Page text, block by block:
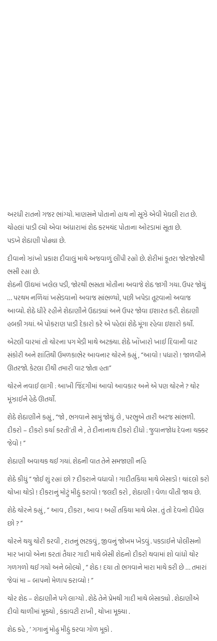
અરધી રાતનો ગજર ભાંગ્યો. માણસને પોતાનો હાથ નો સૂઝે એવી મેઘલી રાત છે.
ચોહલાં પાડી લ્યો એવા અંધારામાં શેઠ કરમચંદ પોતાના ઓરડામાં સૂતા છે.
પડખે શેઠાણી પોઢ્યા છે.
દીવાનો ઝાંખો પ્રકાશ દીવાલું માથે અજવાળું લીંપી રહ્યો છે. શેરીમાં કૂતરા જોરજોરથી
ભસી રહ્યા છે.
શેઠની ઊંઘમાં ખલેલ પડી, જોરથી ભસતા મોતીના અવાજે શેઠ જાગી ગયા. ઉપર જોયું
… પરથમ નળિયાં ખસેડવાનો અવાજ સાંભળ્યો, પછી ખપેડા તૂટવાનો અવાજ
આવ્યો. શેઠે ધીરે રહીને શેઠાણીને ઉઠાડ્યાં અને ઉપર જોવા ઇશારત કરી. શેઠાણી
હબકી ગયાં. એ પોકરાણ પાડી દેકારો કરે એ પહેલાં શેઠે મૂંગા રહેવા ઇશારો કર્યો.
એટલી વારમાં તો ચોરના પગ મેડી માથે અટક્યા. શેઠે ખોંખારો ખાઈ દિવાની વાટ
સંકોરી અને શાંતિથી ઉમળકાભેર આવનાર ચોરને કહ્યું , “આવો ! પધારો ! જાળવીને
ઊતરજો. કેટલા દીથી તમારી વાટ જોતા હતા”
ચોરને નવાઈ લાગી : આખી જિંદગીમાં આવો આવકાર અને એ પણ ચોરને ? ચોર
મૂંઝાઈને હેઠે ઊતર્યો.
શેઠે શેઠાણીને કહ્યું , “જો , ભગવાને સામું જોયું. લે , પરભુએ તારી અરજ સાંભળી.
દીકરો – દીકરો કર્યા કરતી’તી ને , તે દીનાનાથ દીકરો દીધો : જુવાનજોધ દેવના ચક્કર
જેવો ! ”
શેઠાણી અવાચક થઈ ગયાં. શેઠની વાત તેને સમજાણી નહિ
શેઠે કીધું “ જોઈ શું રહ્યાં છો ? દીકરાને વધાવો ! ગાદીતકિયા માથે બેસાડો ! ચાંદલો કરો
ચોખા ચોડો ! દીકરાનું મોટું મીઠું કરાવો ! જલદી કરો , શેઠાણી ! વેળા વીતી જાય છે.
શેઠે ચોરને કહ્યું , ” આવ , દીકરા , આવ ! અહીં તકિયા માથે બેસ . તું તો દેવનો દીધેલ
છો ? “
ચોરને થયુ ચોરી કરવી , રાતનું ભટકવું , જીવનું જોખમ ખેડવું . પકડાઈને પોલીસનો
માર ખાવો એના કરતાં તૈયાર ગાદી માથે બેસી શેઠનો દીકરો થવામાં શો વાંધો ચોર
ગળગળો થઈ ગયો અને બોલ્યો , “ શેઠ ! દયા તો ભગવાને મારા માથે કરી છે … તમારાં
જેવાં મા – બાપનો મેળાપ કરાવ્યો ! ”
ચોર શેઠ – શેઠાણીને પગે લાગ્યો . શેઠે તેને પ્રેમથી ગાદી માથે બેસાડ્યો . શેઠાણીએ
દીવો થાળીમાં મૂક્યો , કંકાવટી રાખી , ચોખા મૂક્યા .
શેઠ કહે , ‘ ગગાનું મોઢુ મીઠું કરવા ગોળ મૂકો .